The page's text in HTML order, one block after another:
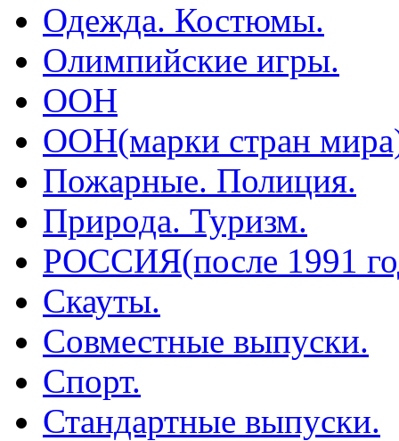
Одежда. Костюмы.
Олимпийские игры.
ООН
ООН(марки стран
Пожарные. Полиция.
Природа. Туризм.
РОССИЯ(после 1991
Скауты.
Совместные выпуски.
Спорт.
Стандартные выпуски.